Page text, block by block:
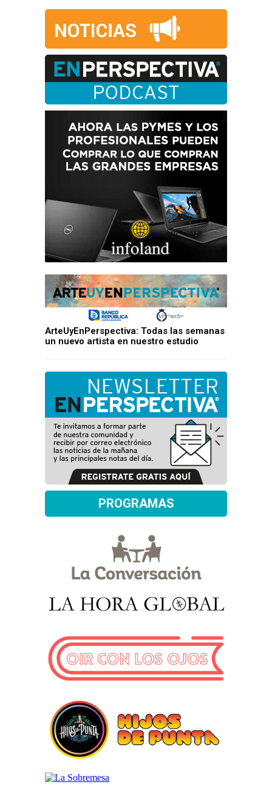
ArteUyEnPerspectiva: Todas las semanas
un nuevo artista en nuestro estudio
PROGRAMAS